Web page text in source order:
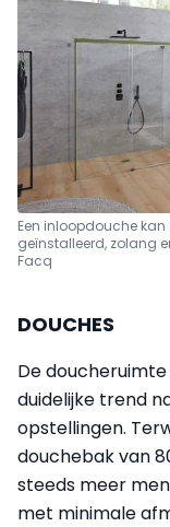
Een inloopdouche
geïnstalleerd, zolang
Facq
DOUCHES
De
duidelijke trend
opstellingen.
douchebak van
steeds meer
met minimale